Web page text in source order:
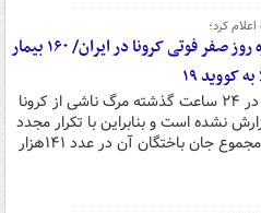
کرد؛
تکرار دوباره روز صفر فوتی کرونا در ایران/ ۱۶۰ بیمار
کووید ۱۹
خوشبختانه در ۲۴ ساعت گذشته مرگ ناشی از کرونا
نشده است و بنابراین با تکرار مجدد
روز بدون فوتی ناشی از این بیماری، مجموع جان باختگان آن در عدد ۱۴۱هزار